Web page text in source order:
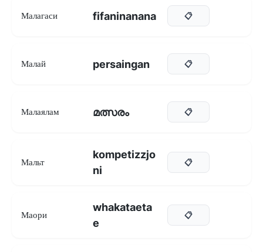
Малагаси fifaninanana 📋
Малай persaingan 📋
Малаялам മത്സരം 📋
Мальт
kompetizzjo
ni
📋
Маори
whakataeta
e
📋